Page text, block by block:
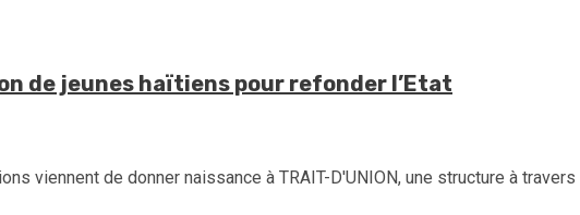
de jeunes haïtiens pour refonder l’Etat
viennent de donner naissance à TRAIT-D'UNION, une structure à